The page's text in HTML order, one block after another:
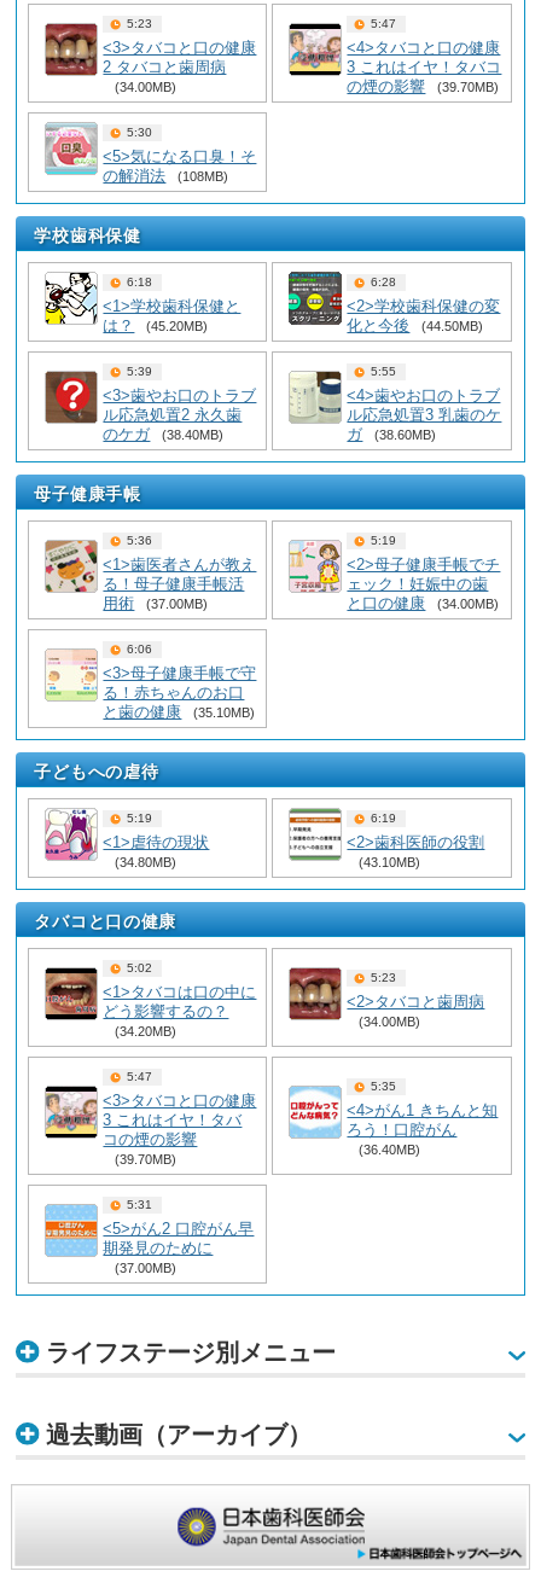
5:23
<3>タバコと口の健康
2 タバコと歯周病
(34.00MB)
5:47
<4>タバコと口の健康
3 これはイヤ！タバコ
の煙の影響
(39.70MB)
5:30
<5>気になる口臭！そ
の解消法
(108MB)
学校歯科保健
6:18
<1>学校歯科保健と
は？
(45.20MB)
6:28
<2>学校歯科保健の変
化と今後
(44.50MB)
5:39
<3>歯やお口のトラブ
ル応急処置2 永久歯
のケガ
(38.40MB)
5:55
<4>歯やお口のトラブ
ル応急処置3 乳歯のケ
ガ
(38.60MB)
母子健康手帳
5:36
<1>歯医者さんが教え
る！母子健康手帳活
用術
(37.00MB)
5:19
<2>母子健康手帳でチ
ェック！妊娠中の歯
と口の健康
(34.00MB)
6:06
<3>母子健康手帳で守
る！赤ちゃんのお口
と歯の健康
(35.10MB)
子どもへの虐待
5:19
<1>虐待の現状
(34.80MB)
6:19
<2>歯科医師の役割
(43.10MB)
タバコと口の健康
5:02
<1>タバコは口の中に
どう影響するの？
(34.20MB)
5:23
<2>タバコと歯周病
(34.00MB)
5:47
<3>タバコと口の健康
3 これはイヤ！タバ
コの煙の影響
(39.70MB)
5:35
<4>がん1 きちんと知
ろう！口腔がん
(36.40MB)
5:31
<5>がん2 口腔がん早
期発見のために
(37.00MB)
ライフステージ別メニュー
過去動画（アーカイブ）